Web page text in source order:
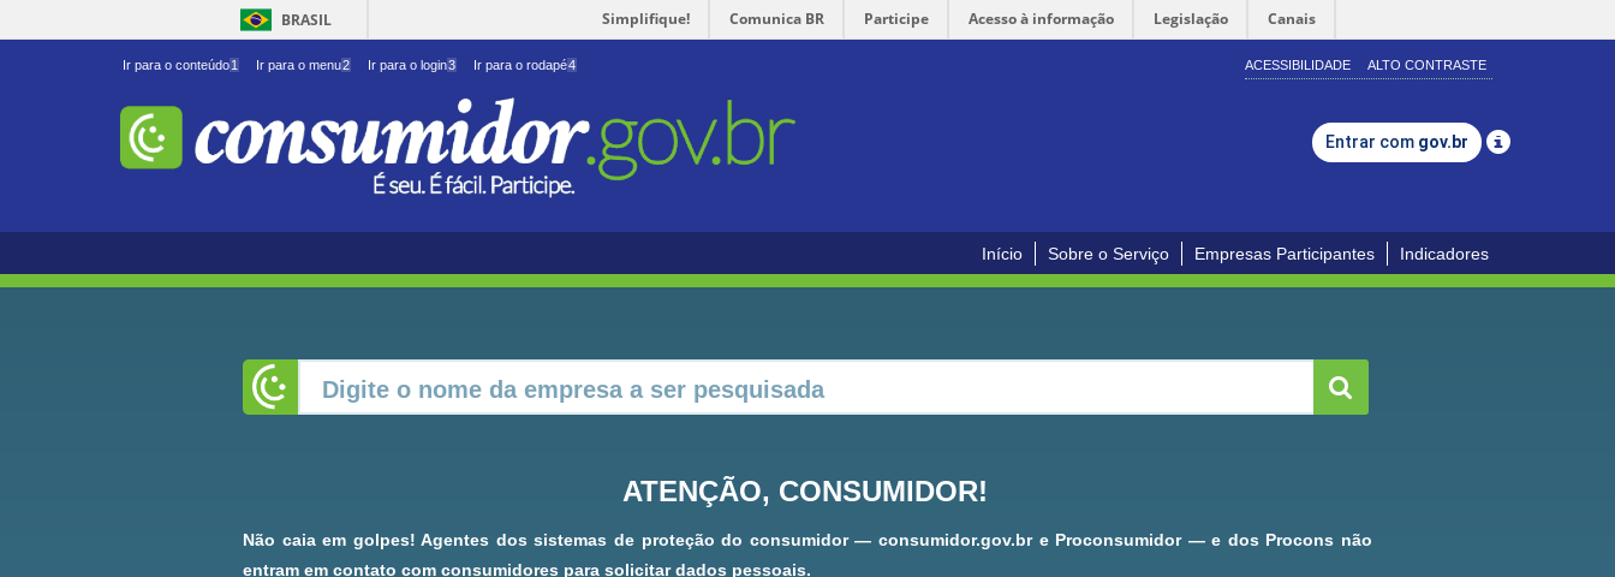
BRASIL Simplifique! Comunica BR Participe Acesso à informação Legislação Canais
Ir para o conteúdo1 Ir para o menu2 Ir para o login3 Ir para o rodapé4 ACESSIBILIDADE ALTO CONTRASTE
Entrar com gov.br
Início Sobre o Serviço Empresas Participantes Indicadores
ATENÇÃO, CONSUMIDOR!
Não caia em golpes! Agentes dos sistemas de proteção do consumidor — consumidor.gov.br e Proconsumidor — e dos Procons não
entram em contato com consumidores para solicitar dados pessoais.